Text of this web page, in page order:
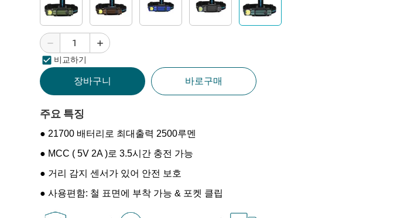
비교하기
장바구니 바로구매
주요 특징
● 21700 배터리로 최대출력 2500루멘
● MCC ( 5V 2A )로 3.5시간 충전 가능
● 거리 감지 센서가 있어 안전 보호
● 사용편함: 철 표면에 부착 가능 & 포켓 클립